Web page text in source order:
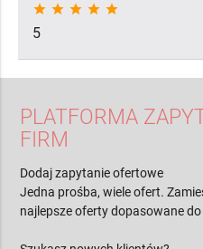
star star star star star
5
PLATFORMA
FIRM
Dodaj zapytanie ofertowe
Jedna prośba, wiele ofert.
najlepsze oferty dopasowane